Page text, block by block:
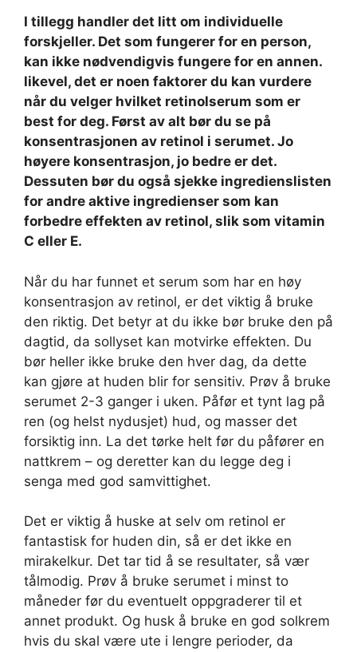
I tillegg handler det litt om individuelle
forskjeller. Det som fungerer for en person,
kan ikke nødvendigvis fungere for en annen.
likevel, det er noen faktorer du kan vurdere
når du velger hvilket retinolserum som er
best for deg. Først av alt bør du se på
konsentrasjonen av retinol i serumet. Jo
høyere konsentrasjon, jo bedre er det.
Dessuten bør du også sjekke ingredienslisten
for andre aktive ingredienser som kan
forbedre effekten av retinol, slik som vitamin
C eller E.
Når du har funnet et serum som har en høy
konsentrasjon av retinol, er det viktig å bruke
den riktig. Det betyr at du ikke bør bruke den på
dagtid, da sollyset kan motvirke effekten. Du
bør heller ikke bruke den hver dag, da dette
kan gjøre at huden blir for sensitiv. Prøv å bruke
serumet 2-3 ganger i uken. Påfør et tynt lag på
ren (og helst nydusjet) hud, og masser det
forsiktig inn. La det tørke helt før du påfører en
nattkrem – og deretter kan du legge deg i
senga med god samvittighet.
Det er viktig å huske at selv om retinol er
fantastisk for huden din, så er det ikke en
mirakelkur. Det tar tid å se resultater, så vær
tålmodig. Prøv å bruke serumet i minst to
måneder før du eventuelt oppgraderer til et
annet produkt. Og husk å bruke en god solkrem
hvis du skal være ute i lengre perioder, da